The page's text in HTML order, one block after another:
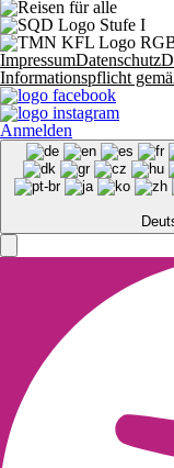
ImpressumDatenschutz
Informationspflicht
Anmelden